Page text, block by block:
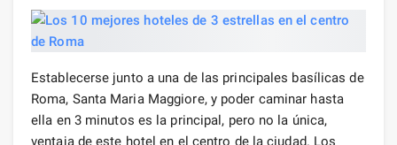
Establecerse junto a una de las principales basílicas de
Roma, Santa Maria Maggiore, y poder caminar hasta
ella en 3 minutos es la principal, pero no la única,
ventaja de este hotel en el centro de la ciudad. Los